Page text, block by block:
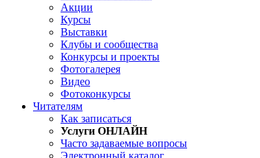
Акции
Курсы
Выставки
Клубы и сообщества
Конкурсы и проекты
Фотогалерея
Видео
Фотоконкурсы
Читателям
Как записаться
Услуги ОНЛАЙН
Часто задаваемые вопросы
Электронный каталог